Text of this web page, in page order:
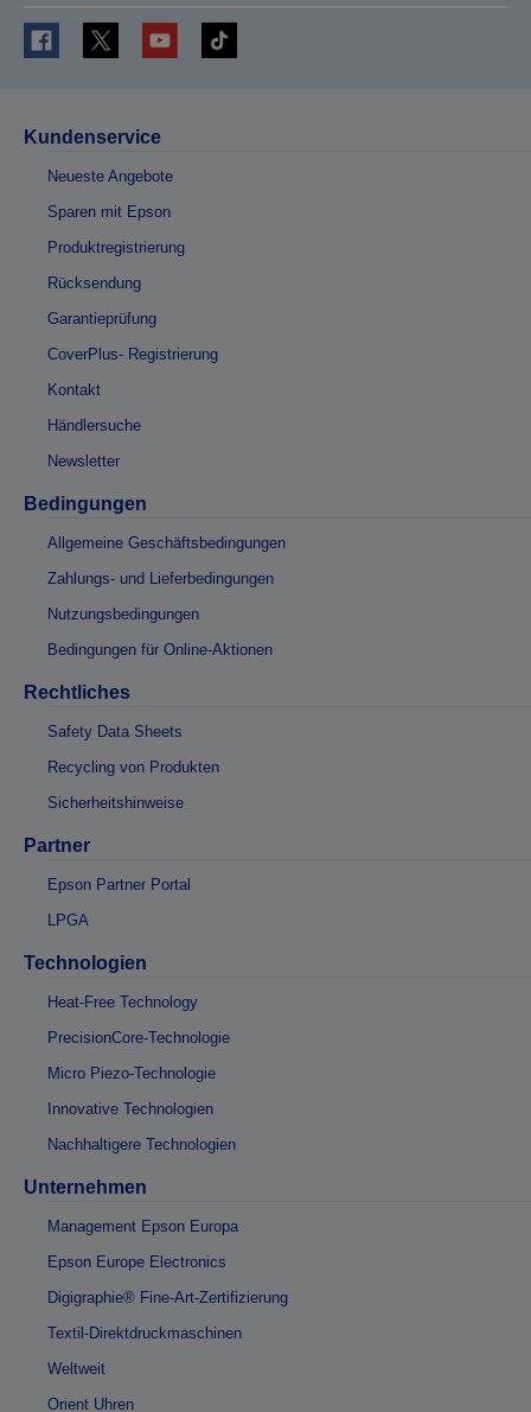
Kundenservice
Neueste Angebote
Sparen mit Epson
Produktregistrierung
Rücksendung
Garantieprüfung
CoverPlus- Registrierung
Kontakt
Händlersuche
Newsletter
Bedingungen
Allgemeine Geschäftsbedingungen
Zahlungs- und Lieferbedingungen
Nutzungsbedingungen
Bedingungen für Online-Aktionen
Rechtliches
Safety Data Sheets
Recycling von Produkten
Sicherheitshinweise
Partner
Epson Partner Portal
LPGA
Technologien
Heat-Free Technology
PrecisionCore-Technologie
Micro Piezo-Technologie
Innovative Technologien
Nachhaltigere Technologien
Unternehmen
Management Epson Europa
Epson Europe Electronics
Digigraphie® Fine-Art-Zertifizierung
Textil-Direktdruckmaschinen
Weltweit
Orient Uhren